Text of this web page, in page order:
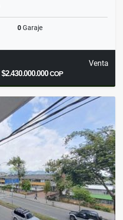
0Garaje
Venta
$2.430.000.000COP